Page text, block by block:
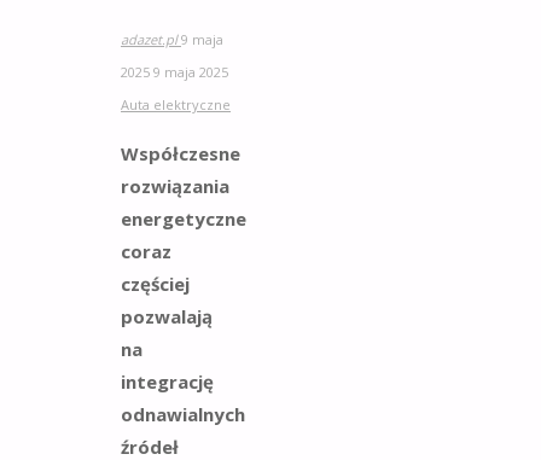
adazet.pl 9 maja
2025 9 maja 2025
Auta elektryczne
Współczesne
rozwiązania
energetyczne
coraz
częściej
pozwalają
na
integrację
odnawialnych
źródeł